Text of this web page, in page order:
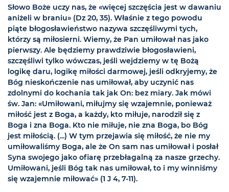
Słowo Boże uczy nas, że «więcej szczęścia jest w dawaniu
aniżeli w braniu» (Dz 20, 35). Właśnie z tego powodu
piąte błogosławieństwo nazywa szczęśliwymi tych,
którzy są miłosierni. Wiemy, że Pan umiłował nas jako
pierwszy. Ale będziemy prawdziwie błogosławieni,
szczęśliwi tylko wówczas, jeśli wejdziemy w tę Bożą
logikę daru, logikę miłości darmowej, jeśli odkryjemy, że
Bóg nieskończenie nas umiłował, aby uczynić nas
zdolnymi do kochania tak jak On: bez miary. Jak mówi
św. Jan: «Umiłowani, miłujmy się wzajemnie, ponieważ
miłość jest z Boga, a każdy, kto miłuje, narodził się z
Boga i zna Boga. Kto nie miłuje, nie zna Boga, bo Bóg
jest miłością. (...) W tym przejawia się miłość, że nie my
umiłowaliśmy Boga, ale że On sam nas umiłował i posłał
Syna swojego jako ofiarę przebłagalną za nasze grzechy.
Umiłowani, jeśli Bóg tak nas umiłował, to i my winniśmy
się wzajemnie miłować» (1 J 4, 7-11).